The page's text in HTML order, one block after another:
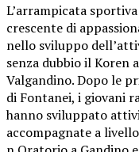
L’arrampicata
crescente di
nello sviluppo
senza dubbio il Koren
Valgandino. Dopo le
di Fontanei, i giovani
hanno sviluppato
accompagnate a